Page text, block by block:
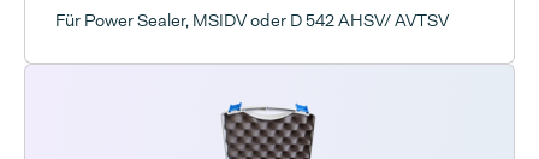
Für Power Sealer, MSIDV oder D 542 AHSV/ AVTSV